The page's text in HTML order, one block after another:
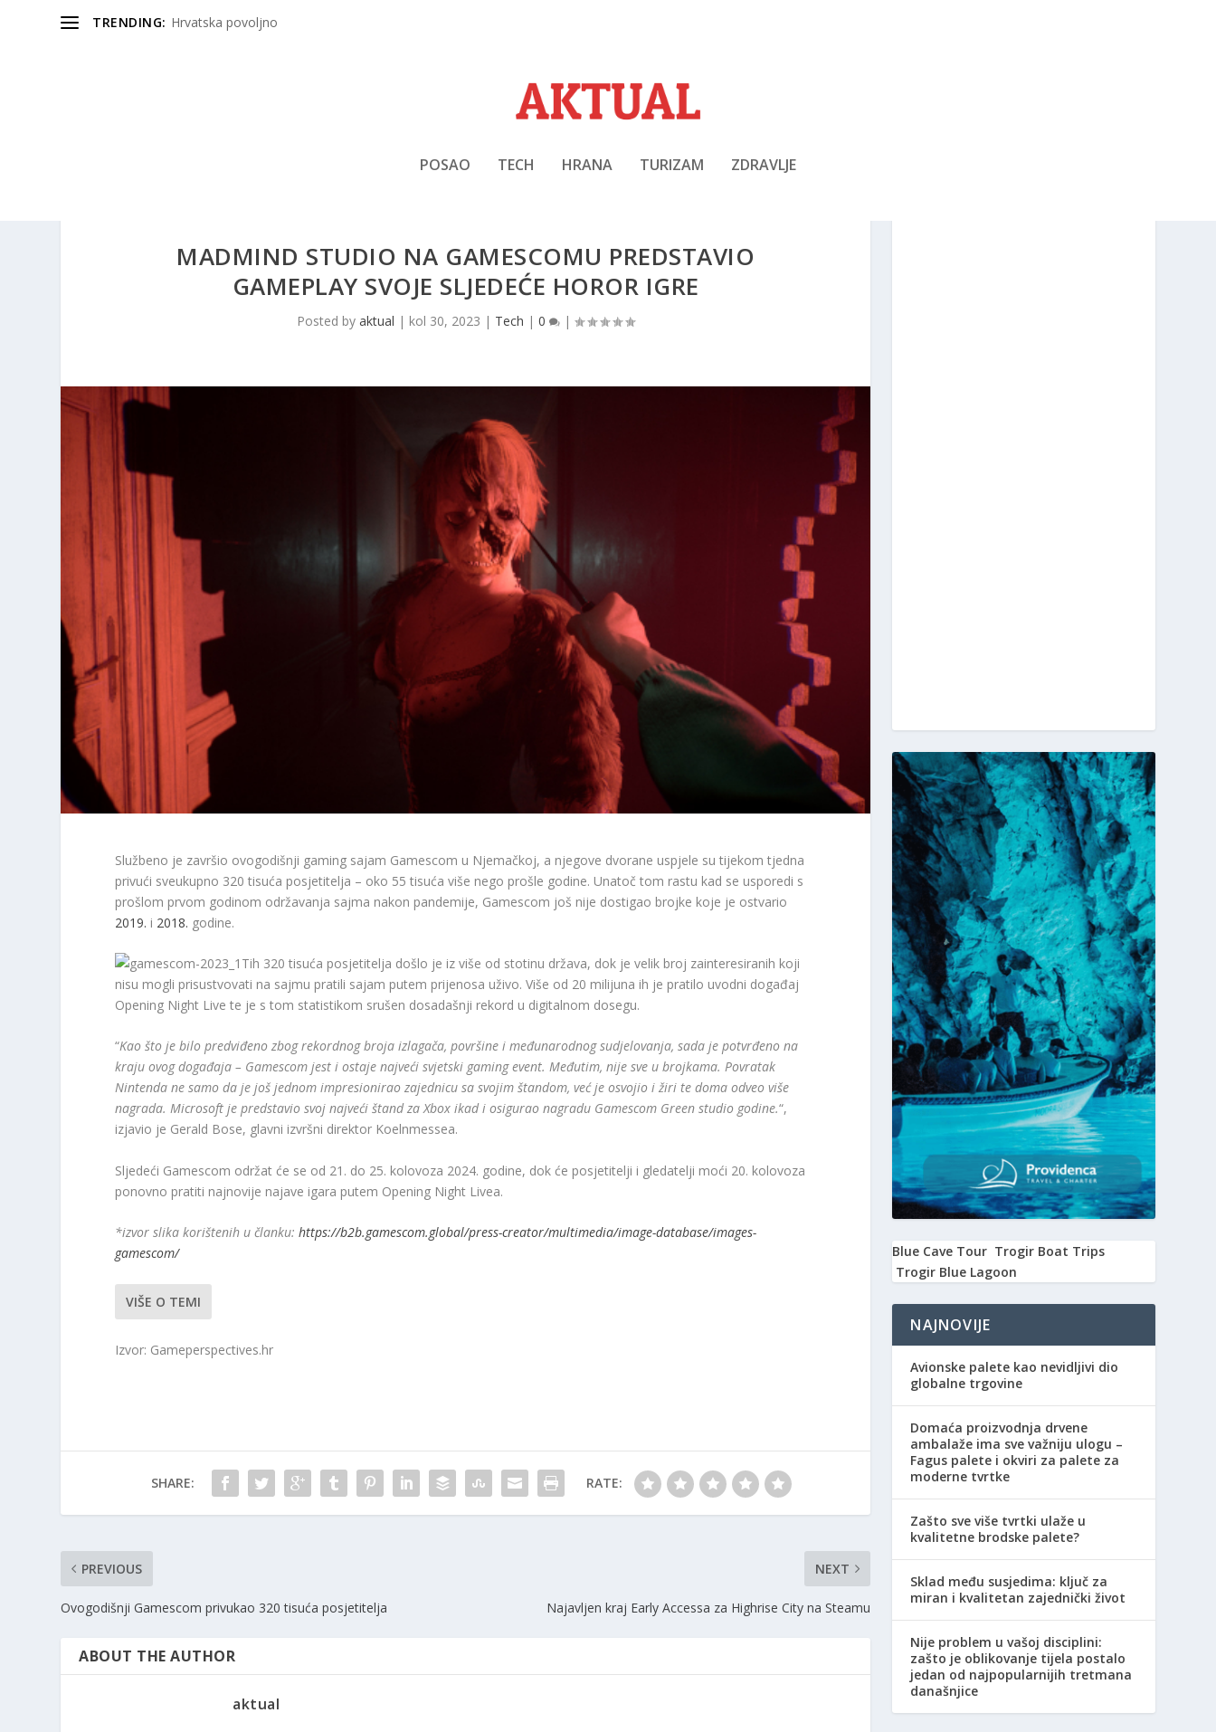
TRENDING: Hrvatska povoljno
POSAO TECH HRANA TURIZAM ZDRAVLJE
MADMIND STUDIO NA GAMESCOMU PREDSTAVIO
GAMEPLAY SVOJE SLJEDEĆE HOROR IGRE
Posted byaktual | kol 30, 2023 | Tech |0 |
Službeno je završio ovogodišnji gaming sajam Gamescom u Njemačkoj, a njegove dvorane uspjele su tijekom tjedna
privući sveukupno 320 tisuća posjetitelja – oko 55 tisuća više nego prošle godine. Unatoč tom rastu kad se usporedi s
prošlom prvom godinom održavanja sajma nakon pandemije, Gamescom još nije dostigao brojke koje je ostvario
2019. i 2018. godine.
Tih 320 tisuća posjetitelja došlo je iz više od stotinu država, dok je velik broj zainteresiranih koji
nisu mogli prisustvovati na sajmu pratili sajam putem prijenosa uživo. Više od 20 milijuna ih je pratilo uvodni događaj
Opening Night Live te je s tom statistikom srušen dosadašnji rekord u digitalnom dosegu.
“Kao što je bilo predviđeno zbog rekordnog broja izlagača, površine i međunarodnog sudjelovanja, sada je potvrđeno na
kraju ovog događaja – Gamescom jest i ostaje najveći svjetski gaming event. Međutim, nije sve u brojkama. Povratak
Nintenda ne samo da je još jednom impresionirao zajednicu sa svojim štandom, već je osvojio i žiri te doma odveo više
nagrada. Microsoft je predstavio svoj najveći štand za Xbox ikad i osigurao nagradu Gamescom Green studio godine.“,
izjavio je Gerald Bose, glavni izvršni direktor Koelnmessea.
Sljedeći Gamescom održat će se od 21. do 25. kolovoza 2024. godine, dok će posjetitelji i gledatelji moći 20. kolovoza
ponovno pratiti najnovije najave igara putem Opening Night Livea.
*izvor slika korištenih u članku:https://b2b.gamescom.global/press-creator/multimedia/image-database/images-
gamescom/
VIŠE O TEMI
Izvor: Gameperspectives.hr
SHARE: RATE:
PREVIOUS
Ovogodišnji Gamescom privukao 320 tisuća posjetitelja
NEXT
Najavljen kraj Early Accessa za Highrise City na Steamu
ABOUT THE AUTHOR
aktual
Blue Cave Tour Trogir Boat Trips
Trogir Blue Lagoon
NAJNOVIJE
Avionske palete kao nevidljivi dio
globalne trgovine
Domaća proizvodnja drvene
ambalaže ima sve važniju ulogu –
Fagus palete i okviri za palete za
moderne tvrtke
Zašto sve više tvrtki ulaže u
kvalitetne brodske palete?
Sklad među susjedima: ključ za
miran i kvalitetan zajednički život
Nije problem u vašoj disciplini:
zašto je oblikovanje tijela postalo
jedan od najpopularnijih tretmana
današnjice